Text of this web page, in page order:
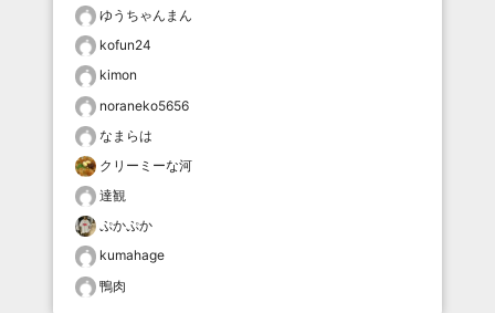
ゆうちゃんまん
kofun24
kimon
noraneko5656
なまらは
クリーミーな河
達観
ぷかぷか
kumahage
鴨肉